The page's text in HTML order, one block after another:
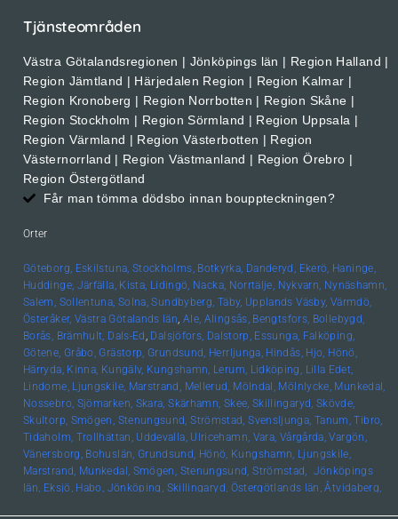
Tjänsteområden
Västra Götalandsregionen | Jönköpings län | Region Halland |
Region Jämtland | Härjedalen Region | Region Kalmar |
Region Kronoberg | Region Norrbotten | Region Skåne |
Region Stockholm | Region Sörmland | Region Uppsala |
Region Värmland | Region Västerbotten | Region
Västernorrland | Region Västmanland | Region Örebro |
Region Östergötland
Får man tömma dödsbo innan bouppteckningen?
Orter
Göteborg, Eskilstuna, Stockholms, Botkyrka, Danderyd, Ekerö, Haninge,
Huddinge, Järfälla, Kista, Lidingö, Nacka, Norrtälje, Nykvarn, Nynäshamn,
Salem, Sollentuna, Solna, Sundbyberg, Täby, Upplands Väsby, Värmdö,
Österåker, Västra Götalands län, Ale, Alingsås, Bengtsfors, Bollebygd,
Borås, Brämhult, Dals-Ed , Dalsjöfors, Dalstorp, Essunga, Falköping,
Götene, Gråbo, Grästorp, Grundsund, Herrljunga, Hindås, Hjo, Hönö,
Härryda, Kinna, Kungälv, Kungshamn, Lerum, Lidköping, Lilla Edet,
Lindome, Ljungskile, Marstrand, Mellerud, Mölndal, Mölnlycke, Munkedal,
Nossebro, Sjömarken, Skara, Skärhamn, Skee, Skillingaryd, Skövde,
Skultorp, Smögen, Stenungsund, Strömstad, Svensljunga, Tanum, Tibro,
Tidaholm, Trollhättan, Uddevalla, Ulricehamn, Vara, Vårgårda, Vargön,
Vänersborg, Bohuslän, Grundsund, Hönö, Kungshamn, Ljungskile,
Marstrand, Munkedal, Smögen, Stenungsund, Strömstad, Jönköpings
län, Eksjö, Habo, Jönköping, Skillingaryd, Östergötlands län, Åtvidaberg,